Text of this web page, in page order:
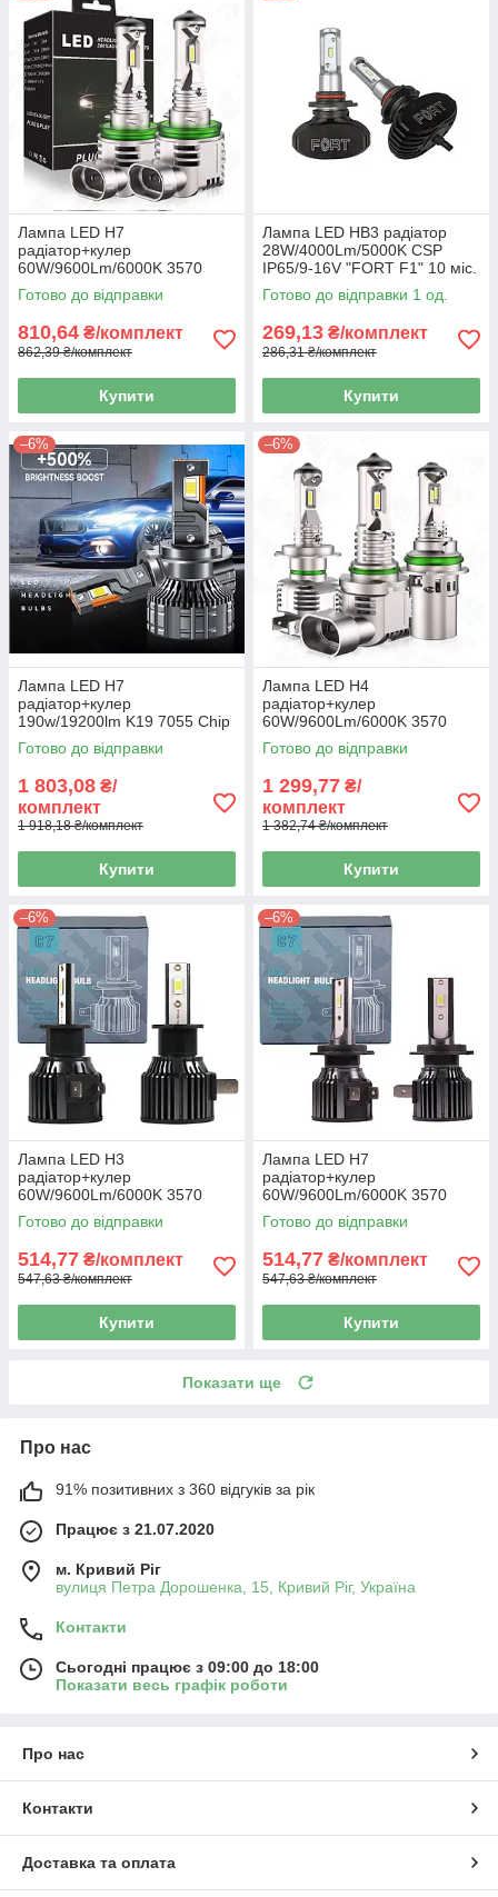
Лампа LED H7
радіатор+кулер
60W/9600Lm/6000K 3570
Chip 9-18V "A50" 12 міс.
гарантії
Готово до відправки
810,64 ₴/комплект
862,39 ₴/комплект
Купити
Лампа LED HB3 радіатор
28W/4000Lm/5000K CSP
IP65/9-16V "FORT F1" 10 міс.
гарантії
Готово до відправки 1 од.
269,13 ₴/комплект
286,31 ₴/комплект
Купити
–6%
Лампа LED H7
радіатор+кулер
190w/19200lm K19 7055 Chip
6000K/IP68/12-
24v(Canbus)+500%
Готово до відправки
1 803,08 ₴/
комплект
1 918,18 ₴/комплект
Купити
–6%
Лампа LED H4
радіатор+кулер
60W/9600Lm/6000K 3570
Chip 9-18V "A50" 12 міс.
гарантії
Готово до відправки
1 299,77 ₴/
комплект
1 382,74 ₴/комплект
Купити
–6%
Лампа LED H3
радіатор+кулер
60W/9600Lm/6000K 3570
Chip IP65/9-32V "C7" 12
міс.гарантія
Готово до відправки
514,77 ₴/комплект
547,63 ₴/комплект
Купити
–6%
Лампа LED H7
радіатор+кулер
60W/9600Lm/6000K 3570
Chip IP65/9-32V "C7" 12
міс.гарантії
Готово до відправки
514,77 ₴/комплект
547,63 ₴/комплект
Купити
Показати ще
Про нас
91% позитивних з 360 відгуків за рік
Працює з 21.07.2020
м. Кривий Ріг
вулиця Петра Дорошенка, 15, Кривий Ріг, Україна
Контакти
Сьогодні працює з 09:00 до 18:00
Показати весь графік роботи
Про нас
Контакти
Доставка та оплата